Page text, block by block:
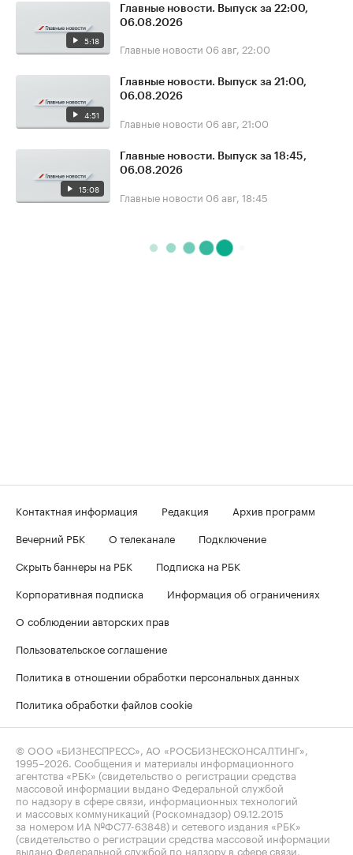
5:18
Главные новости. Выпуск за 22:00,
06.08.2026
Главные новости 06 авг, 22:00
4:51
Главные новости. Выпуск за 21:00,
06.08.2026
Главные новости 06 авг, 21:00
15:08
Главные новости. Выпуск за 18:45,
06.08.2026
Главные новости 06 авг, 18:45
Контактная информация Редакция
Архив программ
Вечерний РБК
О телеканале
Подключение
Скрыть баннеры на РБК
Подписка на РБК
Корпоративная подписка
Информация об ограничениях
О соблюдении авторских прав
Пользовательское соглашение
Политика в отношении обработки персональных данных
Политика обработки файлов cookie
© ООО «БИЗНЕСПРЕСС», АО «РОСБИЗНЕСКОНСАЛТИНГ»,
1995–2026 . Сообщения и материалы информационного
агентства «РБК» (свидетельство о регистрации средства
массовой информации выдано Федеральной службой
по надзору в сфере связи, информационных технологий
и массовых коммуникаций (Роскомнадзор) 09.12.2015
за номером ИА №ФС77-63848) и сетевого издания «РБК»
(свидетельство о регистрации средства массовой информации
выдано Федеральной службой по надзору в сфере связи,